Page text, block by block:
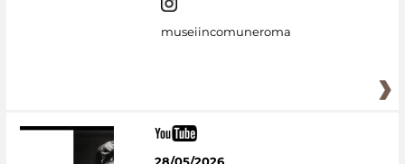
museiincomuneroma